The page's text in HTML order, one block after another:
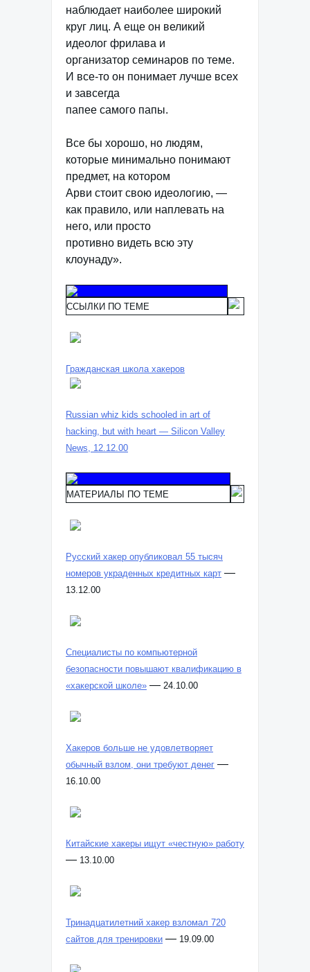
наблюдает наиболее широкий
круг лиц. А еще он великий
идеолог фрилава и
организатор семинаров по теме.
И все-то он понимает лучше всех
и завсегда
папее самого папы.
Все бы хорошо, но людям,
которые минимально понимают
предмет, на котором
Арви стоит свою идеологию, —
как правило, или наплевать на
него, или просто
противно видеть всю эту
клоунаду».
ССЫЛКИ ПО ТЕМЕ
Гражданская школа хакеров
Russian whiz kids schooled in art of
hacking, but with heart — Silicon Valley
News, 12.12.00
МАТЕРИАЛЫ ПО ТЕМЕ
Русский хакер опубликовал 55 тысяч
номеров украденных кредитных карт —
13.12.00
Специалисты по компьютерной
безопасности повышают квалификацию в
«хакерской школе» — 24.10.00
Хакеров больше не удовлетворяет
обычный взлом, они требуют денег —
16.10.00
Китайские хакеры ищут «честную» работу
— 13.10.00
Тринадцатилетний хакер взломал 720
сайтов для тренировки — 19.09.00